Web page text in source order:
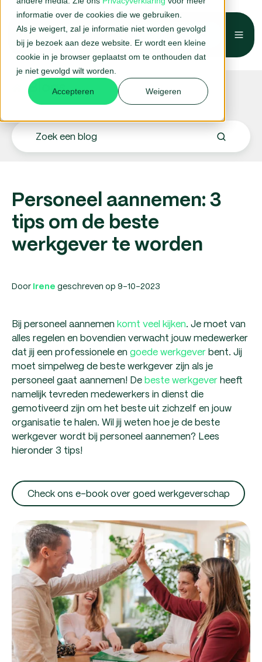
informatie over de cookies die we gebruiken.
Als je weigert, zal je informatie niet worden gevolgd
bij je bezoek aan deze website. Er wordt een kleine
cookie in je browser geplaatst om te onthouden dat
je niet gevolgd wilt worden.
Accepteren Weigeren
Belafspraak →
Blogs.
Personeel aannemen: 3
tips om de beste
werkgever te worden
Door Irene geschreven op 9-10-2023
Bij personeel aannemen komt veel kijken. Je moet van
alles regelen en bovendien verwacht jouw medewerker
dat jij een professionele en goede werkgeverbent. Jij
moet simpelweg de beste werkgever zijn als je
personeel gaat aannemen! Debeste werkgeverheeft
namelijk tevreden medewerkers in dienst die
gemotiveerd zijn om het beste uit zichzelf en jouw
organisatie te halen. Wil jij weten hoe je de beste
werkgever wordt bij personeel aannemen? Lees
hieronder 3 tips!
Check ons e-book over goed werkgeverschap